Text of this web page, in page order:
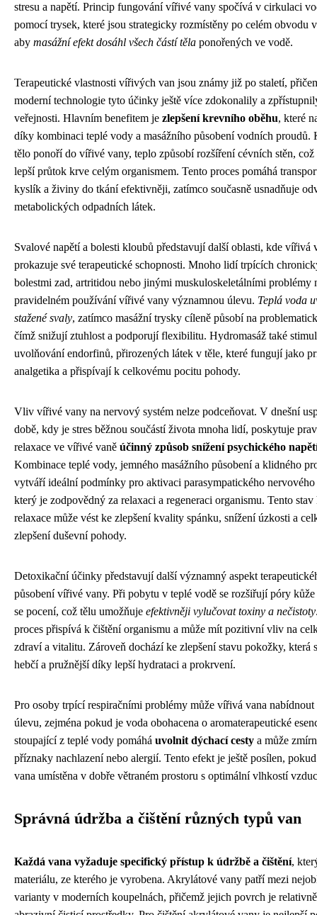
stresu a napětí. Princip fungování vířivé vany spočívá v cirkulaci
pomocí trysek, které jsou strategicky rozmístěny po celém obvodu
aby masážní efekt dosáhl všech částí těla ponořených ve vodě.
Terapeutické vlastnosti vířivých van jsou známy již po staletí,
moderní technologie tyto účinky ještě více zdokonalily a
veřejnosti. Hlavním benefitem je zlepšení krevního oběhu, které
díky kombinaci teplé vody a masážního působení vodních proudů.
tělo ponoří do vířivé vany, teplo způsobí rozšíření cévních stěn, což
lepší průtok krve celým organismem. Tento proces pomáhá
kyslík a živiny do tkání efektivněji, zatímco současně usnadňuje
metabolických odpadních látek.
Svalové napětí a bolesti kloubů představují další oblasti, kde vířivá
prokazuje své terapeutické schopnosti. Mnoho lidí trpících
bolestmi zad, artritidou nebo jinými muskuloskeletálními problémy
pravidelném používání vířivé vany významnou úlevu. Teplá voda
stažené svaly, zatímco masážní trysky cíleně působí na
čímž snižují ztuhlost a podporují flexibilitu. Hydromasáž také
uvolňování endorfinů, přirozených látek v těle, které fungují jako
analgetika a přispívají k celkovému pocitu pohody.
Vliv vířivé vany na nervový systém nelze podceňovat. V dnešní
době, kdy je stres běžnou součástí života mnoha lidí, poskytuje
relaxace ve vířivé vaně účinný způsob snížení psychického
Kombinace teplé vody, jemného masážního působení a klidného
vytváří ideální podmínky pro aktivaci parasympatického nervového
který je zodpovědný za relaxaci a regeneraci organismu. Tento
relaxace může vést ke zlepšení kvality spánku, snížení úzkosti a
zlepšení duševní pohody.
Detoxikační účinky představují další významný aspekt
působení vířivé vany. Při pobytu v teplé vodě se rozšiřují póry
se pocení, což tělu umožňuje efektivněji vylučovat toxiny a nečistoty
proces přispívá k čištění organismu a může mít pozitivní vliv na
zdraví a vitalitu. Zároveň dochází ke zlepšení stavu pokožky, která
hebčí a pružnější díky lepší hydrataci a prokrvení.
Pro osoby trpící respiračními problémy může vířivá vana
úlevu, zejména pokud je voda obohacena o aromaterapeutické
stoupající z teplé vody pomáhá uvolnit dýchací cesty a může
příznaky nachlazení nebo alergií. Tento efekt je ještě posílen,
vana umístěna v dobře větraném prostoru s optimální vlhkostí
Správná údržba a čištění různých typů van
Každá vana vyžaduje specifický přístup k údržbě a čištění,
materiálu, ze kterého je vyrobena. Akrylátové vany patří mezi
varianty v moderních koupelnách, přičemž jejich povrch je